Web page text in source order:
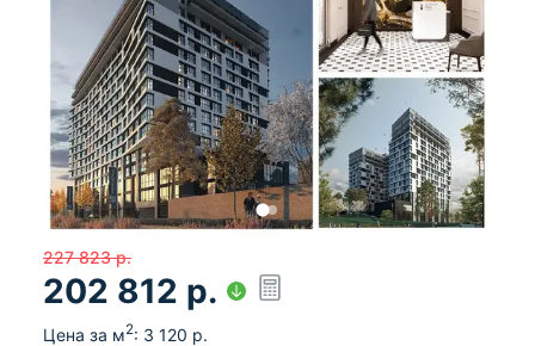
227 823 р.
202 812 р.
Цена за м2: 3 120 р.